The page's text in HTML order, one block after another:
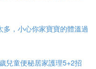
，小心你家寶寶的體溫過
兒童便秘居家護理5+2招